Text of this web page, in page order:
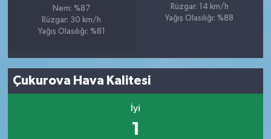
Nem: %87
Rüzgar: 30 km/h
Yağış Olasılığı: %81
Rüzgar: 14 km/h
Yağış Olasılığı: %88
Çukurova Hava Kalitesi
İyi
1